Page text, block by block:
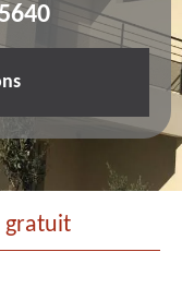
gratuit